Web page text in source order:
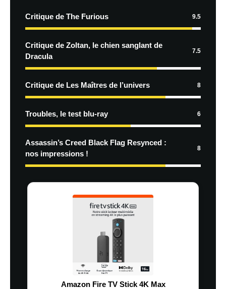
Critique de The Furious 9.5
Critique de Zoltan, le chien sanglant de
Dracula
7.5
Critique de Les Maîtres de l’univers 8
Troubles, le test blu-ray 6
Assassin’s Creed Black Flag Resynced :
nos impressions !
8
Amazon Fire TV Stick 4K Max